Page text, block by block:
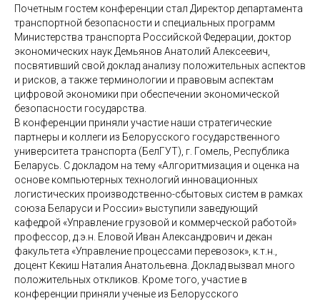
Почетным гостем конференции стал Директор департамента
транспортной безопасности и специальных программ
Министерства транспорта Российской Федерации, доктор
экономических наук Демьянов Анатолий Алексеевич,
посвятивший свой доклад анализу положительных аспектов
и рисков, а также терминологии и правовым аспектам
цифровой экономики при обеспечении экономической
безопасности государства.
В конференции приняли участие наши стратегические
партнеры и коллеги из Белорусского государственного
университета транспорта (БелГУТ), г. Гомель, Республика
Беларусь. С докладом на тему «Алгоритмизация и оценка на
основе компьютерных технологий инновационных
логистических производственно-сбытовых систем в рамках
союза Беларуси и России» выступили заведующий
кафедрой «Управление грузовой и коммерческой работой»
профессор, д.э.н. Еловой Иван Александрович и декан
факультета «Управление процессами перевозок», к.т.н.,
доцент Кекиш Наталия Анатольевна. Доклад вызвал много
положительных откликов. Кроме того, участие в
конференции приняли ученые из Белорусского